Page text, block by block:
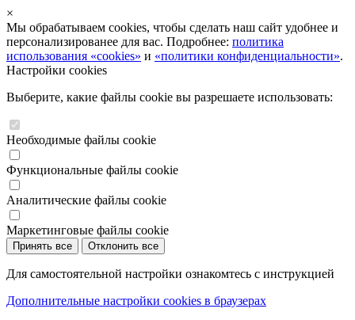
×
Мы обрабатываем cookies, чтобы сделать наш сайт удобнее и
персонализированее для вас. Подробнее: политика
использования «cookies» и «политики конфиденциальности».
Настройки cookies
Выберите, какие файлы cookie вы разрешаете использовать:
Необходимые файлы cookie
Функциональные файлы cookie
Аналитические файлы cookie
Маркетинговые файлы cookie
Принять все Отклонить все
Для самостоятельной настройки ознакомтесь с инструкцией
Дополнительные настройки cookies в браузерах